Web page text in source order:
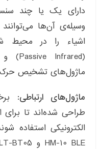
دارای یک یا چند
وسیله‌ی آن‌ها
ماژول‌های تشخیص
ماژول‌های ارتباطی:
طراحی شده‌اند تا
الکترونیکی استفاده